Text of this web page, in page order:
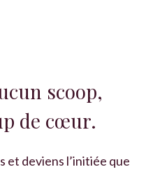
scoop,
de cœur.
et deviens l’initiée que